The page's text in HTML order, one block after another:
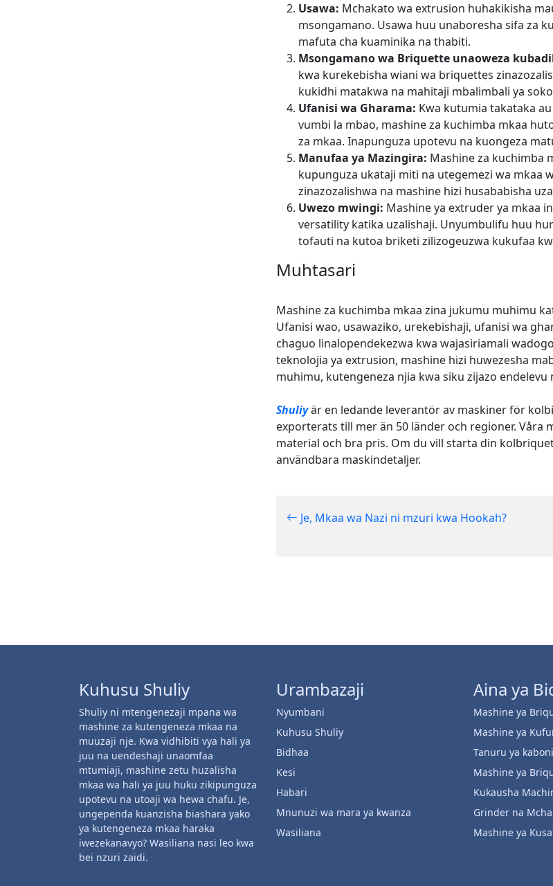
Usawa: Mchakato wa extrusion huhakikisha
msongamano. Usawa huu unaboresha sifa za
mafuta cha kuaminika na thabiti.
Msongamano wa Briquette unaoweza
kwa kurekebisha wiani wa briquettes
kukidhi matakwa na mahitaji mbalimbali ya
Ufanisi wa Gharama: Kwa kutumia takataka
vumbi la mbao, mashine za kuchimba mkaa
za mkaa. Inapunguza upotevu na kuongeza
Manufaa ya Mazingira: Mashine za kuchimba
kupunguza ukataji miti na utegemezi wa mkaa
zinazozalishwa na mashine hizi husababisha
Uwezo mwingi: Mashine ya extruder ya mkaa
versatility katika uzalishaji. Unyumbulifu huu
tofauti na kutoa briketi zilizogeuzwa kukufaa
Muhtasari
Mashine za kuchimba mkaa zina jukumu muhimu
Ufanisi wao, usawaziko, urekebishaji, ufanisi wa
chaguo linalopendekezwa kwa wajasiriamali
teknolojia ya extrusion, mashine hizi huwezesha
muhimu, kutengeneza njia kwa siku zijazo endelevu
Shuliyär en ledande leverantör av maskiner för
exporterats till mer än 50 länder och regioner.
material och bra pris. Om du vill starta din
användbara maskindetaljer.
Je, Mkaa wa Nazi ni mzuri kwa Hookah?
Kuhusu Shuliy
Shuliy ni mtengenezaji mpana wa
mashine za kutengeneza mkaa na
muuzaji nje. Kwa vidhibiti vya hali ya
juu na uendeshaji unaomfaa
mtumiaji, mashine zetu huzalisha
mkaa wa hali ya juu huku zikipunguza
upotevu na utoaji wa hewa chafu. Je,
ungependa kuanzisha biashara yako
ya kutengeneza mkaa haraka
iwezekanavyo? Wasiliana nasi leo kwa
bei nzuri zaidi.
Urambazaji
Nyumbani
Kuhusu Shuliy
Bidhaa
Kesi
Habari
Mnunuzi wa mara ya kwanza
Wasiliana
Aina ya
Mashine ya
Mashine ya
Tanuru ya kaboni
Mashine ya
Kukausha
Grinder na
Mashine ya